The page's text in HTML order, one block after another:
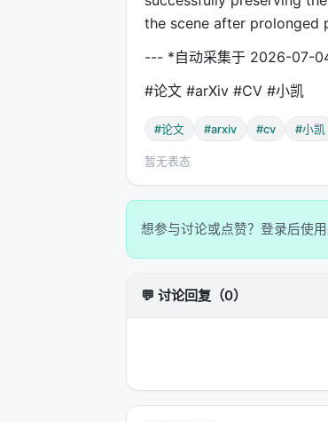
the scene after prolonged
--- *自动采集于 2026-07-
#论文 #arXiv #CV #小凯
#论文 #arxiv #cv #小凯
暂无表态
想参与讨论或点赞？登录后使
💬 讨论回复（0）